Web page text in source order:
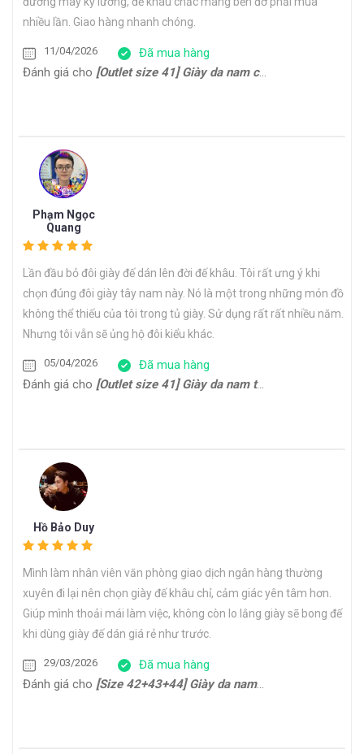
nhiều lần. Giao hàng nhanh chóng.
11/04/2026
Đã mua hàng
Đánh giá cho [Outlet size 41] Giày da nam cổ điển đế da bò Oxford 1701G
Phạm Ngọc
Quang
Lần đầu bỏ đôi giày đế dán lên đời đế khâu. Tôi rất ưng ý khi
chọn đúng đôi giày tây nam này. Nó là một trong những món đồ
không thể thiếu của tôi trong tủ giày. Sử dụng rất rất nhiều năm.
Nhưng tôi vẫn sẽ ủng hộ đôi kiểu khác.
05/04/2026
Đã mua hàng
Đánh giá cho [Outlet size 41] Giày da nam trẻ trung Derby CDB0170G
Hồ Bảo Duy
Mình làm nhân viên văn phòng giao dịch ngân hàng thường
xuyên đi lại nên chọn giày đế khâu chỉ, cảm giác yên tâm hơn.
Giúp mình thoải mái làm việc, không còn lo lắng giày sẽ bong đế
khi dùng giày đế dán giá rẻ như trước.
29/03/2026
Đã mua hàng
Đánh giá cho [Size 42+43+44] Giày da nam công sở form thon gọn Oxford HH22794